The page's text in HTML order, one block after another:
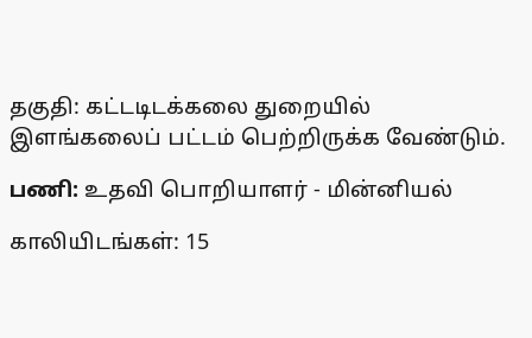
தகுதி: கட்டடிடக்கலை துறையில்
இளங்கலைப் பட்டம் பெற்றிருக்க வேண்டும்.
பணி: உதவி பொறியாளர் - மின்னியல்
காலியிடங்கள்: 15